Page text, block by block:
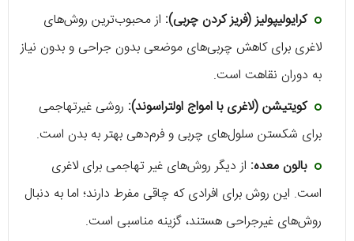
کرایولیپولیز (فریز کردن چربی): از محبوب‌ترین روش‌های
لاغری برای کاهش چربی‌های موضعی بدون جراحی و بدون نیاز
به دوران نقاهت است.
کویتیشن (لاغری با امواج اولتراسوند): روشی غیرتهاجمی
برای شکستن سلول‌های چربی و فرم‌دهی بهتر به بدن است.
بالون معده: از دیگر روش‌های غیر تهاجمی برای لاغری
است. این روش برای افرادی که چاقی مفرط دارند؛ اما به دنبال
روش‌های غیرجراحی هستند، گزینه مناسبی است.